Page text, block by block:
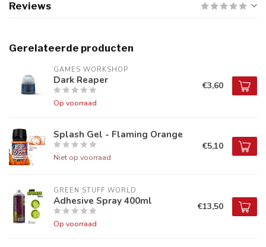
Reviews
Gerelateerde producten
GAMES WORKSHOP
Dark Reaper
Op voorraad
€3,60
Splash Gel - Flaming Orange
Niet op voorraad
€5,10
GREEN STUFF WORLD
Adhesive Spray 400ml
Op voorraad
€13,50